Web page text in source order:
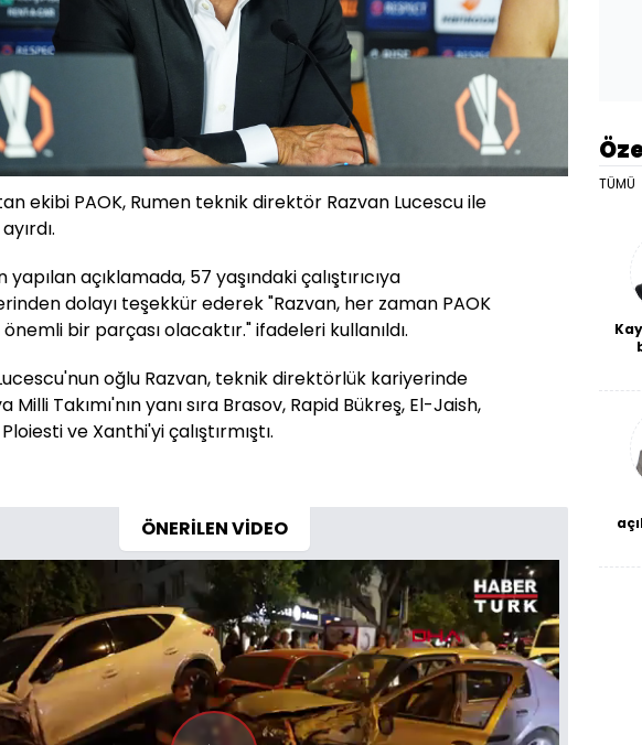
ekibi PAOK, Rumen teknik direktör Razvan Lucescu ile
yapılan açıklamada, 57 yaşındaki çalıştırıcıya
dolayı teşekkür ederek "Razvan, her zaman PAOK
bir parçası olacaktır." ifadeleri kullanıldı.
oğlu Razvan, teknik direktörlük kariyerinde
Milli Takımı'nın yanı sıra Brasov, Rapid Bükreş, El-Jaish,
ve Xanthi'yi çalıştırmıştı.
ÖNERİLEN VİDEO
TÜMÜ